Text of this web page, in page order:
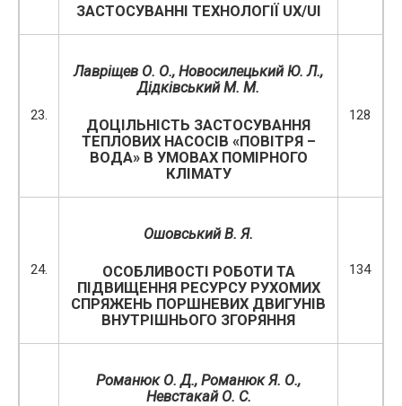
ЗАСТОСУВАННІ ТЕХНОЛОГІЇ UX/UI
23.
Лавріщев О. О., Новосилецький Ю. Л.,
Дідківський М. М.
ДОЦІЛЬНІСТЬ ЗАСТОСУВАННЯ
ТЕПЛОВИХ НАСОСІВ «ПОВІТРЯ –
ВОДА» В УМОВАХ ПОМІРНОГО
КЛІМАТУ
128
24.
Ошовський В. Я.
ОСОБЛИВОСТІ РОБОТИ ТА
ПІДВИЩЕННЯ РЕСУРСУ РУХОМИХ
СПРЯЖЕНЬ ПОРШНЕВИХ ДВИГУНІВ
ВНУТРІШНЬОГО ЗГОРЯННЯ
134
Романюк О. Д., Романюк Я. О.,
Невстакай О. С.